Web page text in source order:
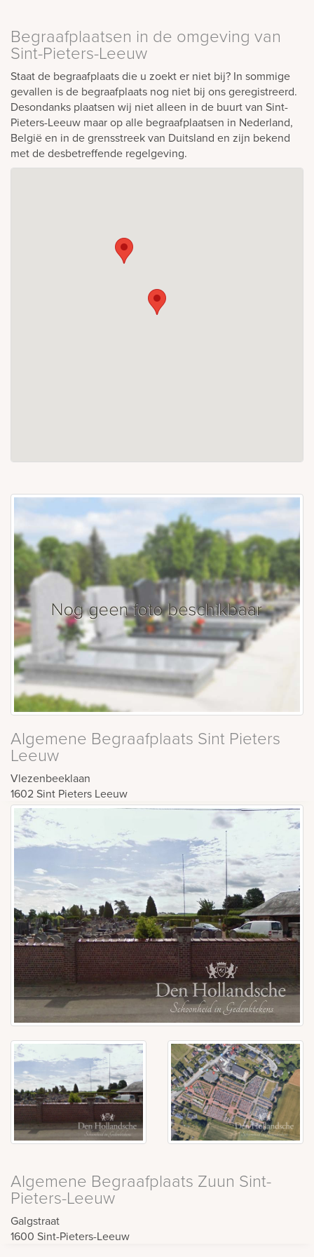
Begraafplaatsen in de omgeving van
Sint-Pieters-Leeuw
Staat de begraafplaats die u zoekt er niet bij? In sommige
gevallen is de begraafplaats nog niet bij ons geregistreerd.
Desondanks plaatsen wij niet alleen in de buurt van Sint-
Pieters-Leeuw maar op alle begraafplaatsen in Nederland,
België en in de grensstreek van Duitsland en zijn bekend
met de desbetreffende regelgeving.
Algemene Begraafplaats Sint Pieters
Leeuw
Vlezenbeeklaan
1602Sint Pieters Leeuw
Algemene Begraafplaats Zuun Sint-
Pieters-Leeuw
Galgstraat
1600 Sint-Pieters-Leeuw